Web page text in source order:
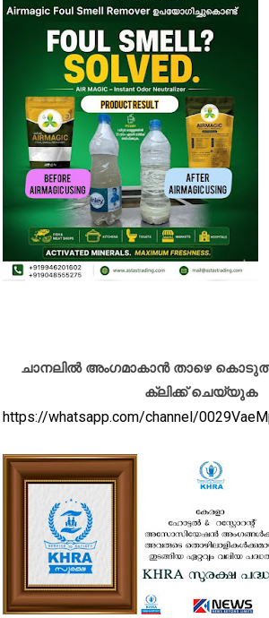
ചാനലിൽ അംഗമാകാൻ താഴെ
ക്ലിക്ക് ചെയ്യുക
https://whatsapp.com/channel/